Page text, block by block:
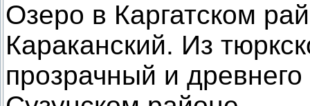
Озеро в Каргатском
Караканский. Из
прозрачный и